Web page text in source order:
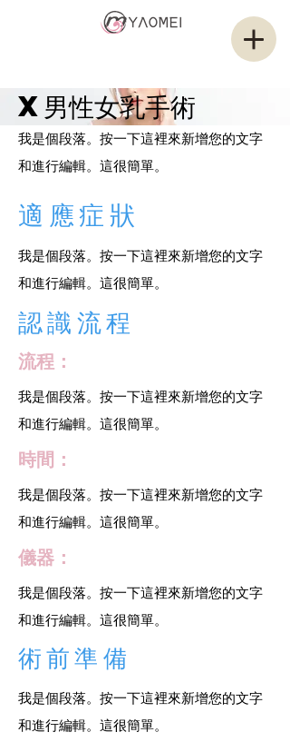
X男性女乳手術
我是個段落。按一下這裡來新增您的文字
和進行編輯。這很簡單。
適應症狀
我是個段落。按一下這裡來新增您的文字
和進行編輯。這很簡單。
認識流程
流程：
我是個段落。按一下這裡來新增您的文字
和進行編輯。這很簡單。
時間：
我是個段落。按一下這裡來新增您的文字
和進行編輯。這很簡單。
儀器：
我是個段落。按一下這裡來新增您的文字
和進行編輯。這很簡單。
​術前準備
我是個段落。按一下這裡來新增您的文字
和進行編輯。這很簡單。